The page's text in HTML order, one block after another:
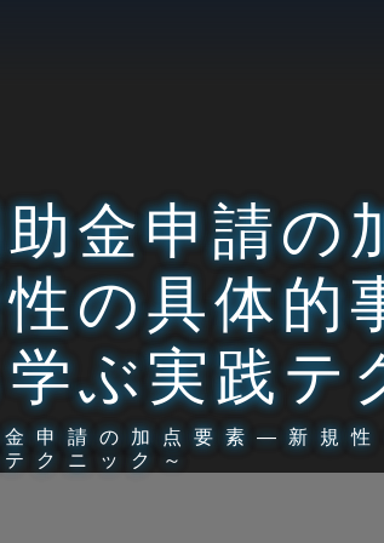
金申請の
の具体的
ぶ実践テ
金申請の加点要素―新規性
クニック～